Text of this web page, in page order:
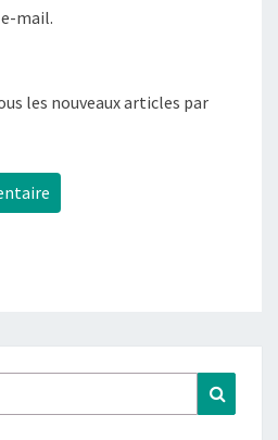
mail.
les nouveaux articles par